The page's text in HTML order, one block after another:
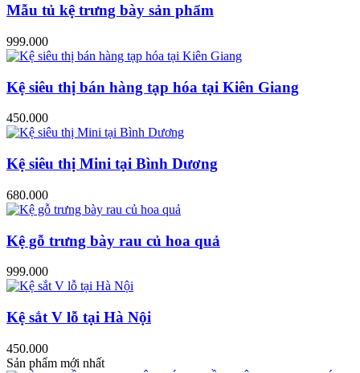
Mẫu tủ kệ trưng bày sản phẩm
999.000
Kệ siêu thị bán hàng tạp hóa tại Kiên Giang
450.000
Kệ siêu thị Mini tại Bình Dương
680.000
Kệ gỗ trưng bày rau củ hoa quả
999.000
Kệ sắt V lỗ tại Hà Nội
450.000
Sản phẩm mới nhất